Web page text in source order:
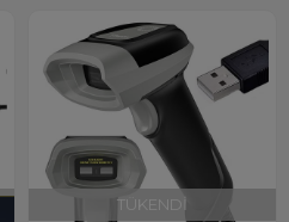
TÜKENDI